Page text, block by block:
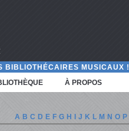
BIBLIOTHÉCAIRES MUSICAUX !
À PROPOS
A B C D E F G H I J K L M N O P